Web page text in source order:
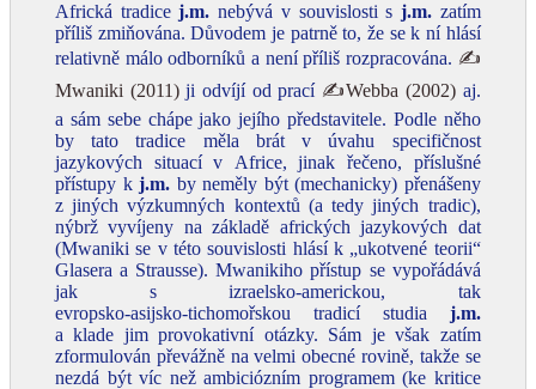
Africká tradicej.m. nebývá v souvislosti sj.m. zatím
příliš zmiňována. Důvodem je patrně to, že se k ní hlásí
relativně málo odborníků a není příliš rozpracována. ✍
Mwaniki (2011)ji odvíjí od prací ✍Webba (2002) aj.
a sám sebe chápe jako jejího představitele. Podle něho
by tato tradice měla brát v úvahu specifičnost
jazykových situací v Africe, jinak řečeno, příslušné
přístupy kj.m. by neměly být (mechanicky) přenášeny
z jiných výzkumných kontextů (a tedy jiných tradic),
nýbrž vyvíjeny na základě afrických jazykových dat
(Mwaniki se v této souvislosti hlásí k „ukotvené teorii“
Glasera a Strausse). Mwanikiho přístup se vypořádává
jak s izraelsko‑americkou, tak
evropsko‑asijsko‑tichomořskou tradicí studia j.m.
a klade jim provokativní otázky. Sám je však zatím
zformulován převážně na velmi obecné rovině, takže se
nezdá být víc než ambiciózním programem (ke kritice